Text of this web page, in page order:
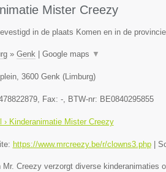
Mister Creezy
in de plaats Komen en in de
» Genk| Google maps ▼
, 3600 Genk(Limburg)
, Fax: -, BTW-nr: BE0840295855
› Kinderanimatie Mister Creezy
https://www.mrcreezy.be/r/clowns3.php|
Mr. Creezy verzorgt diverse kinderanimaties